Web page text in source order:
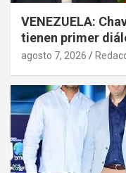
VENEZUELA:
tienen primer
agosto 7, 2026